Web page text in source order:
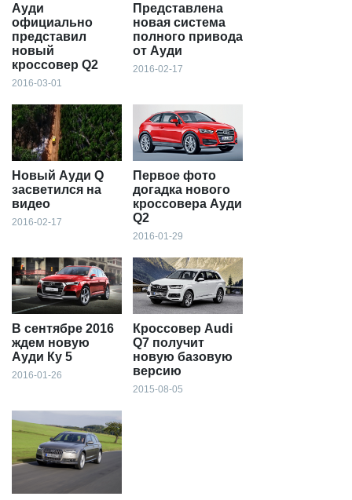
Ауди
официально
представил
новый
кроссовер Q2
2016-03-01
Представлена
новая система
полного привода
от Ауди
2016-02-17
Новый Ауди Q
засветился на
видео
2016-02-17
Первое фото
догадка нового
кроссовера Ауди
Q2
2016-01-29
В сентябре 2016
ждем новую
Ауди Ку 5
2016-01-26
Кроссовер Audi
Q7 получит
новую базовую
версию
2015-08-05